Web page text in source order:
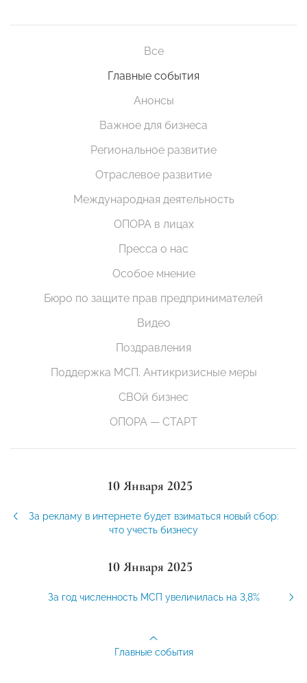
Все
Главные события
Анонсы
Важное для бизнеса
Региональное развитие
Отраслевое развитие
Международная деятельность
ОПОРА в лицах
Пресса о нас
Особое мнение
Бюро по защите прав предпринимателей
Видео
Поздравления
Поддержка МСП. Антикризисные меры
СВОй бизнес
ОПОРА — СТАРТ
10 Января 2025
За рекламу в интернете будет взиматься новый сбор:
что учесть бизнесу
10 Января 2025
За год численность МСП увеличилась на 3,8%
Главные события